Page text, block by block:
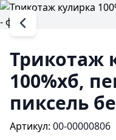
Трикотаж
100%хб,
пиксель
Артикул: 00-00000806